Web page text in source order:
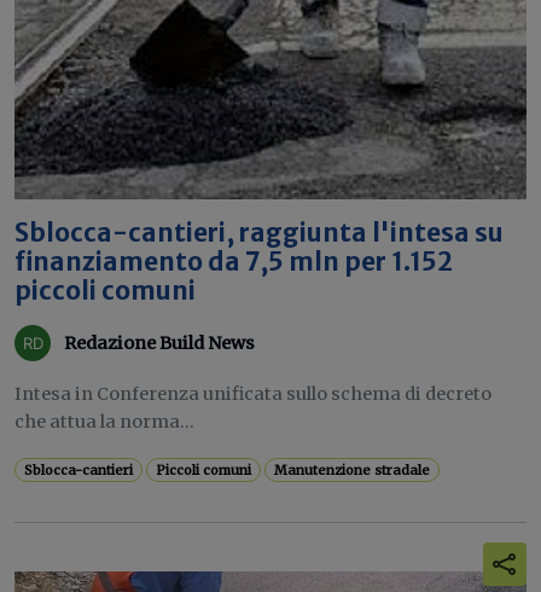
Sblocca-cantieri, raggiunta l'intesa su
finanziamento da 7,5 mln per 1.152
piccoli comuni
Redazione Build News
Intesa in Conferenza unificata sullo schema di decreto
che attua la norma...
Sblocca-cantieri Piccoli comuni Manutenzione stradale